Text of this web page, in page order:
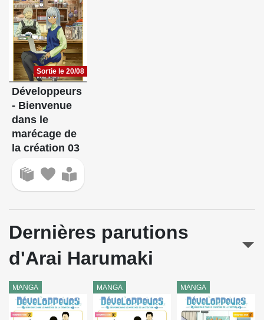
Sortie le 20/08
Développeurs
- Bienvenue
dans le
marécage de
la création 03
Dernières parutions
d'Arai Harumaki
MANGA MANGA MANGA